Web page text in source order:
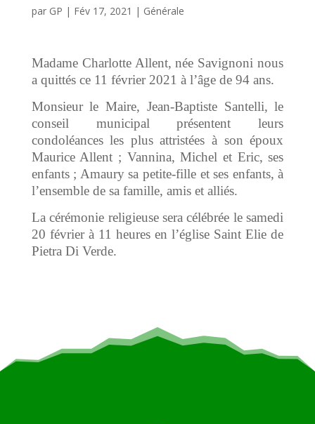
par GP | Fév 17, 2021 | Générale
Madame Charlotte Allent, née Savignoni nous
a quittés ce 11 février 2021 à l’âge de 94 ans.
Monsieur le Maire, Jean-Baptiste Santelli, le
conseil municipal présentent leurs
condoléances les plus attristées à son époux
Maurice Allent ; Vannina, Michel et Eric, ses
enfants ; Amaury sa petite-fille et ses enfants, à
l’ensemble de sa famille, amis et alliés.
La cérémonie religieuse sera célébrée le samedi
20 février à 11 heures en l’église Saint Elie de
Pietra Di Verde.